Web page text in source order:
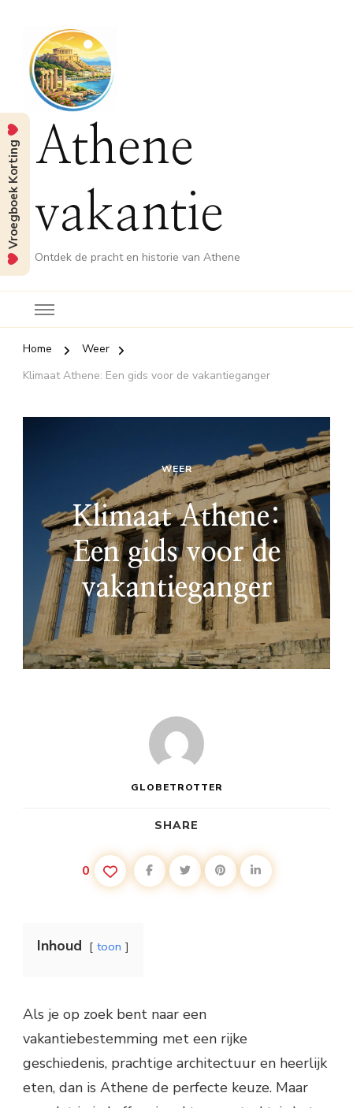
Athene
vakantie
Ontdek de pracht en historie van Athene
Home
Weer
Klimaat Athene: Een gids voor de vakantieganger
WEER
Klimaat Athene:
Een gids voor de
vakantieganger
GLOBETROTTER
SHARE
0
Inhoud toon
Als je op zoek bent naar een
vakantiebestemming met een rijke
geschiedenis, prachtige architectuur en heerlijk
eten, dan is Athene de perfecte keuze. Maar
Vroegboek Korting